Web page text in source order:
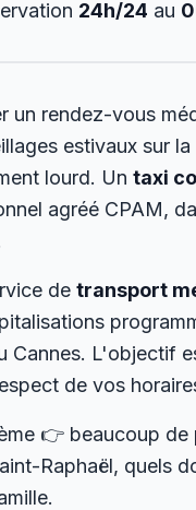
24h/24 au
un rendez-vous
estivaux sur
lourd. Un taxi
agréé CPAM,
de transport
Cannes. L'objectif
de vos
👉 beaucoup
Raphaël, quels